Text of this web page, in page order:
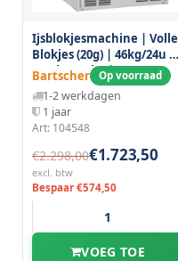
Ijsblokjesmachine | Volle
Blokjes (20g) | 46kg/24u |
Bunker 15kg |
Luchtgekoeld |
500x540x690(h)mm
Bartscher Op voorraad
1-2 werkdagen
1 jaar
Art: 104548
€2.298,00€1.723,50
excl. btw
Bespaar €574,50
VOEG TOE